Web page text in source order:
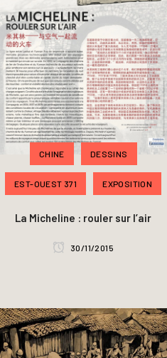
CHINE DESSINS
EST-OUEST 371 EXPOSITION
La Micheline : rouler sur l’air
30/11/2015